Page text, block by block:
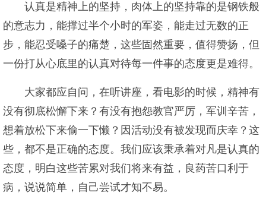
认真是精神上的坚持，肉体上的坚持靠的是钢铁般
的意志力，能撑过半个小时的军姿，能走过无数的正
步，能忍受嗓子的痛楚，这些固然重要，值得赞扬，但
一份打从心底里的认真对待每一件事的态度更是难得。
大家都应自问，在听讲座，看电影的时候，精神有
没有彻底松懈下来？有没有抱怨教官严厉，军训辛苦，
想着放松下来偷一下懒？因活动没有被发现而庆幸？这
些，都不是正确的态度。我们应该秉承着对凡是认真的
态度，明白这些苦累对我们将来有益，良药苦口利于
病，说说简单，自己尝试才知不易。